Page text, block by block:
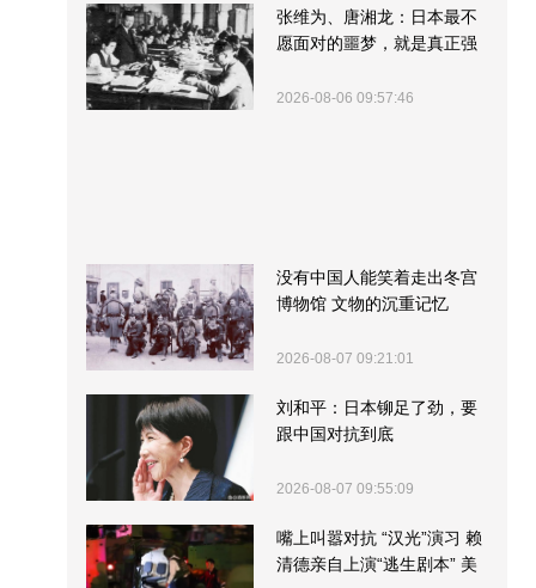
张维为、唐湘龙：日本最不
愿面对的噩梦，就是真正强
2026-08-06 09:57:46
没有中国人能笑着走出冬宫
博物馆 文物的沉重记忆
2026-08-07 09:21:01
刘和平：日本铆足了劲，要
跟中国对抗到底
2026-08-07 09:55:09
嘴上叫嚣对抗 “汉光”演习 赖
清德亲自上演“逃生剧本” 美